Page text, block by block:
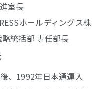
室長
ホールディングス株
統括部 専任部長
、1992年日本通運入